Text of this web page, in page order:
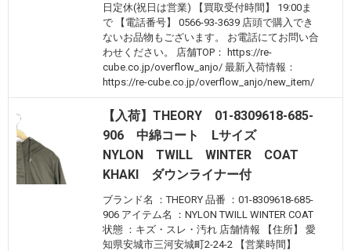
日定休(祝日は営業) 【買取受付時間】 19:00ま
で 【電話番号】 0566-93-3639 店頭で購入でき
ないお品物もございます。 お電話にてお問い合
わせください。 店舗TOP： https://re-
cube.co.jp/overflow_anjo/ 最新入荷情報：
https://re-cube.co.jp/overflow_anjo/new_item/
【入荷】THEORY 01-8309618-685-
906 中綿コート Lサイズ
NYLON TWILL WINTER COAT
KHAKI ダウンライナー付
ブランド名 ：THEORY 品番 ：01-8309618-685-
906 アイテム名 ：NYLON TWILL WINTER COAT
状態 ：キズ・スレ・汚れ 店舗情報 【住所】 愛
知県安城市三河安城町2-24-2 【営業時間】